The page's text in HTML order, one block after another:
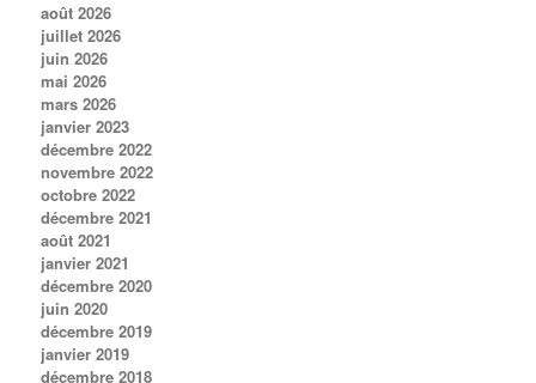
août 2026
juillet 2026
juin 2026
mai 2026
mars 2026
janvier 2023
décembre 2022
novembre 2022
octobre 2022
décembre 2021
août 2021
janvier 2021
décembre 2020
juin 2020
décembre 2019
janvier 2019
décembre 2018